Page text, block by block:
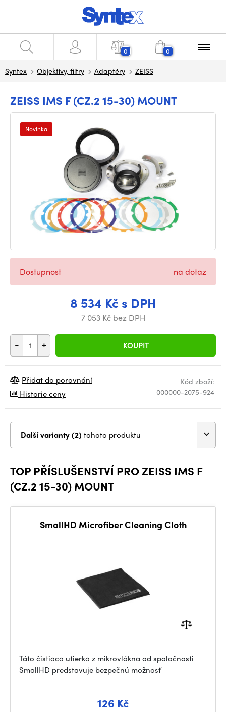
0 0
Syntex Objektivy, filtry Adaptéry ZEISS
ZEISS IMS F (CZ.2 15-30) MOUNT
Novinka
8 534 Kč s DPH
7 053 Kč bez DPH
- + KOUPIT
Dostupnost na dotaz
Kód zboží:
000000-2075-924
Přidat do porovnání
Historie ceny
Další varianty (2) tohoto produktu
TOP PŘÍSLUŠENSTVÍ PRO ZEISS IMS F
(CZ.2 15-30) MOUNT
SmallHD Microfiber Cleaning Cloth
Táto čistiaca utierka z mikrovlákna od spoločnosti
SmallHD predstavuje bezpečnú možnosť
126 Kč